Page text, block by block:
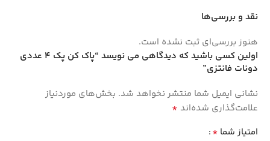
نقد و بررسی‌ها
هنوز بررسی‌ای ثبت نشده است.
اولین کسی باشید که دیدگاهی می نویسد “پاک کن پک 4 عددی
دونات فانتزی”
نشانی ایمیل شما منتشر نخواهد شد. بخش‌های موردنیاز
علامت‌گذاری شده‌اند *
امتیاز شما *